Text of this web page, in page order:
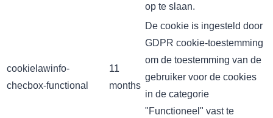
op te slaan.
cookielawinfo-
checbox-functional
11
months
De cookie is ingesteld door
GDPR cookie-toestemming
om de toestemming van de
gebruiker voor de cookies
in de categorie
"Functioneel" vast te